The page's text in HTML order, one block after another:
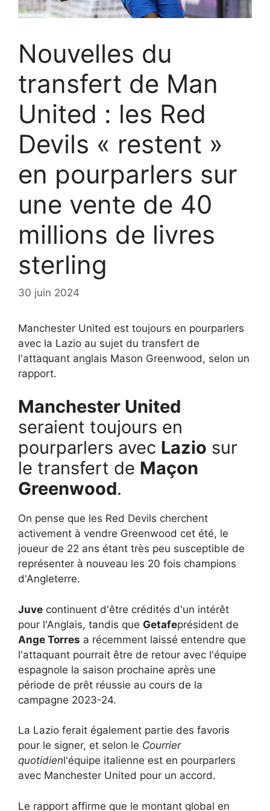
Nouvelles du
transfert de Man
United : les Red
Devils « restent »
en pourparlers sur
une vente de 40
millions de livres
sterling
30 juin 2024
Manchester United est toujours en pourparlers
avec la Lazio au sujet du transfert de
l'attaquant anglais Mason Greenwood, selon un
rapport.
Manchester United
seraient toujours en
pourparlers avec Lazio sur
le transfert de Maçon
Greenwood.
On pense que les Red Devils cherchent
activement à vendre Greenwood cet été, le
joueur de 22 ans étant très peu susceptible de
représenter à nouveau les 20 fois champions
d'Angleterre.
Juve continuent d'être crédités d'un intérêt
pour l'Anglais, tandis que Getafeprésident de
Ange Torres a récemment laissé entendre que
l'attaquant pourrait être de retour avec l'équipe
espagnole la saison prochaine après une
période de prêt réussie au cours de la
campagne 2023-24.
La Lazio ferait également partie des favoris
pour le signer, et selon le Courrier
quotidienl'équipe italienne est en pourparlers
avec Manchester United pour un accord.
Le rapport affirme que le montant global en